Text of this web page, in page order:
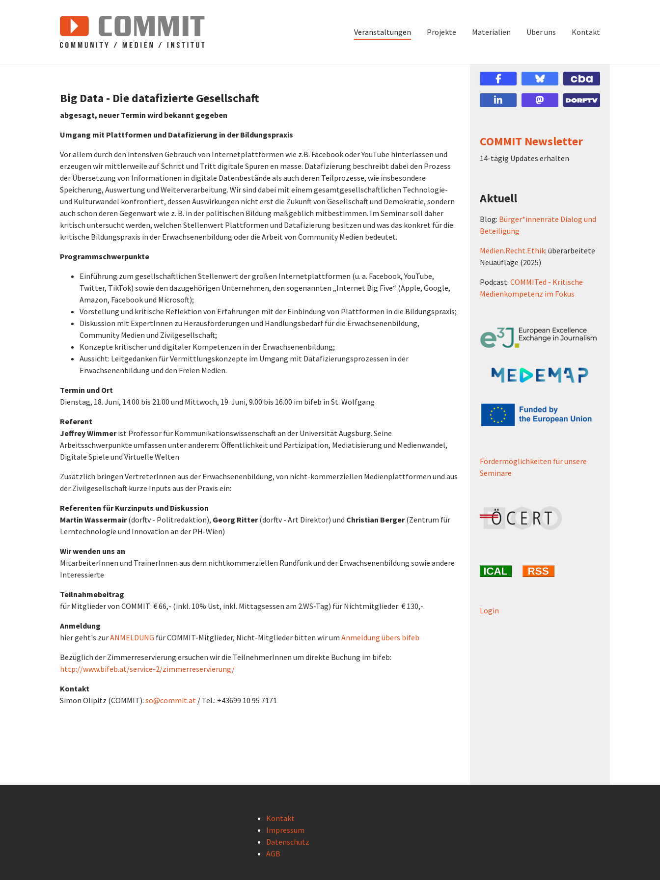
Veranstaltungen Projekte Materialien Über uns Kontakt
Big Data - Die datafizierte Gesellschaft
abgesagt, neuer Termin wird bekannt gegeben
Umgang mit Plattformen und Datafizierung in der Bildungspraxis
Vor allem durch den intensiven Gebrauch von Internetplattformen wie z.B. Facebook oder YouTube hinterlassen und
erzeugen wir mittlerweile auf Schritt und Tritt digitale Spuren en masse. Datafizierung beschreibt dabei den Prozess
der Übersetzung von Informationen in digitale Datenbestände als auch deren Teilprozesse, wie insbesondere
Speicherung, Auswertung und Weiterverarbeitung. Wir sind dabei mit einem gesamtgesellschaftlichen Technologie-
und Kulturwandel konfrontiert, dessen Auswirkungen nicht erst die Zukunft von Gesellschaft und Demokratie, sondern
auch schon deren Gegenwart wie z. B. in der politischen Bildung maßgeblich mitbestimmen. Im Seminar soll daher
kritisch untersucht werden, welchen Stellenwert Plattformen und Datafizierung besitzen und was das konkret für die
kritische Bildungspraxis in der Erwachsenenbildung oder die Arbeit von Community Medien bedeutet.
Programmschwerpunkte
Einführung zum gesellschaftlichen Stellenwert der großen Internetplattformen (u. a. Facebook, YouTube,
Twitter, TikTok) sowie den dazugehörigen Unternehmen, den sogenannten „Internet Big Five“ (Apple, Google,
Amazon, Facebook und Microsoft);
Vorstellung und kritische Reflektion von Erfahrungen mit der Einbindung von Plattformen in die Bildungspraxis;
Diskussion mit ExpertInnen zu Herausforderungen und Handlungsbedarf für die Erwachsenenbildung,
Community Medien und Zivilgesellschaft;
Konzepte kritischer und digitaler Kompetenzen in der Erwachsenenbildung;
Aussicht: Leitgedanken für Vermittlungskonzepte im Umgang mit Datafizierungsprozessen in der
Erwachsenenbildung und den Freien Medien.
Termin und Ort
Dienstag, 18. Juni, 14.00 bis 21.00 und Mittwoch, 19. Juni, 9.00 bis 16.00 im bifeb in St. Wolfgang
Referent
Jeffrey Wimmerist Professor für Kommunikationswissenschaft an der Universität Augsburg. Seine
Arbeitsschwerpunkte umfassen unter anderem: Öffentlichkeit und Partizipation, Mediatisierung und Medienwandel,
Digitale Spiele und Virtuelle Welten
Zusätzlich bringen VertreterInnen aus der Erwachsenenbildung, von nicht-kommerziellen Medienplattformen und aus
der Zivilgesellschaft kurze Inputs aus der Praxis ein:
Referenten für Kurzinputs und Diskussion
Martin Wassermair(dorftv - Politredaktion), Georg Ritter(dorftv - Art Direktor) und Christian Berger(Zentrum für
Lerntechnologie und Innovation an der PH-Wien)
Wir wenden uns an
MitarbeiterInnen und TrainerInnen aus dem nichtkommerziellen Rundfunk und der Erwachsenenbildung sowie andere
Interessierte
Teilnahmebeitrag
für Mitglieder von COMMIT: € 66,- (inkl. 10% Ust, inkl. Mittagsessen am 2.WS-Tag) für Nichtmitglieder: € 130,-.
Anmeldung
hier geht's zurANMELDUNG für COMMIT-Mitglieder, Nicht-Mitglieder bitten wir um Anmeldung übers bifeb
Bezüglich der Zimmerreservierung ersuchen wir die TeilnehmerInnen um direkte Buchung im bifeb:
http://www.bifeb.at/service-2/zimmerreservierung/
Kontakt
Simon Olipitz (COMMIT): so@commit.at / Tel.: +43699 10 95 7171
COMMIT Newsletter
14-tägig Updates erhalten
Aktuell
Blog: Bürger*innenräte Dialog und
Beteiligung
Medien.Recht.Ethik: überarbeitete
Neuauflage (2025)
Podcast: COMMITed - Kritische
Medienkompetenz im Fokus
Fördermöglichkeiten für unsere
Seminare
Login
Kontakt
Impressum
Datenschutz
AGB